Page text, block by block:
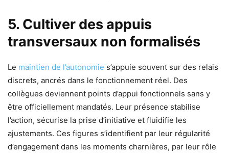
5. Cultiver des appuis
transversaux non formalisés
Le maintien de l’autonomie s’appuie souvent sur des relais
discrets, ancrés dans le fonctionnement réel. Des
collègues deviennent points d’appui fonctionnels sans y
être officiellement mandatés. Leur présence stabilise
l’action, sécurise la prise d’initiative et fluidifie les
ajustements. Ces figures s’identifient par leur régularité
d’engagement dans les moments charnières, par leur rôle